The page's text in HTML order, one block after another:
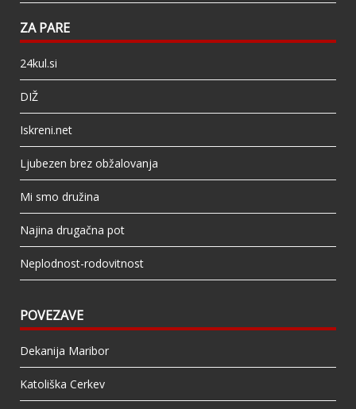
ZA PARE
24kul.si
DIŽ
Iskreni.net
Ljubezen brez obžalovanja
Mi smo družina
Najina drugačna pot
Neplodnost-rodovitnost
POVEZAVE
Dekanija Maribor
Katoliška Cerkev